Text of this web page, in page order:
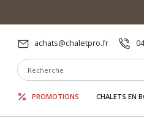
achats@chaletpro.fr
PROMOTIONS CHALETS EN